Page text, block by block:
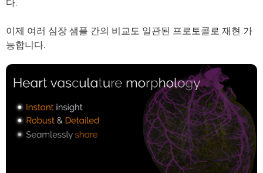
다.
이제 여러 심장 샘플 간의 비교도 일관된 프로토콜로 재현 가
능합니다.